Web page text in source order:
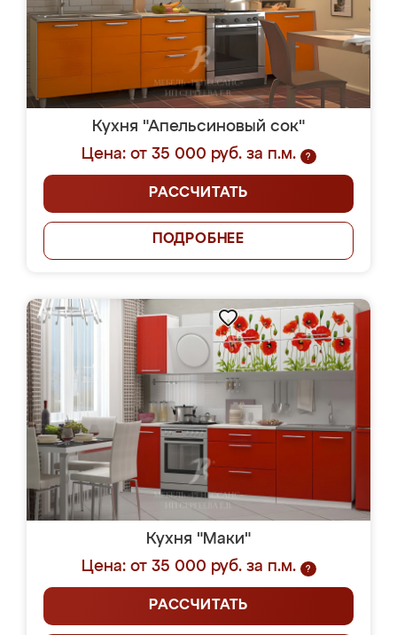
Кухня "Апельсиновый сок"
Цена: от 35 000 руб. за п.м.
?
РАССЧИТАТЬ
ПОДРОБНЕЕ
Кухня "Маки"
Цена: от 35 000 руб. за п.м.
?
РАССЧИТАТЬ